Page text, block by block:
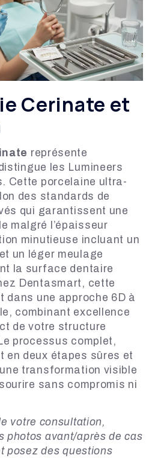
Cerinate et
représente
les Lumineers
Cette porcelaine ultra-
des standards de
qui garantissent une
malgré l’épaisseur
minutieuse incluant un
un léger meulage
la surface dentaire
Dentasmart, cette
dans une approche 6D à
combinant excellence
de votre structure
processus complet,
en deux étapes sûres et
transformation visible
sans compromis ni
votre consultation,
photos avant/après de cas
posez des questions